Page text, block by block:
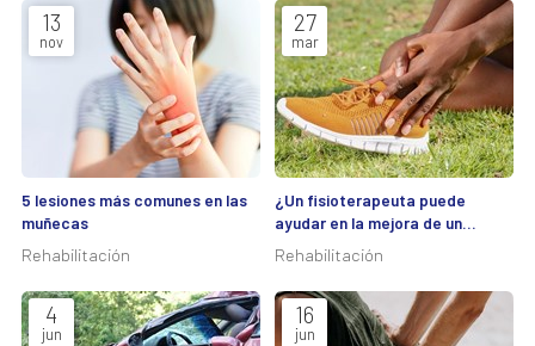
13
nov
5 lesiones más comunes en las
muñecas
Rehabilitación
27
mar
¿Un fisioterapeuta puede
ayudar en la mejora de un
esguince de tobillo?
Rehabilitación
4
jun
16
jun